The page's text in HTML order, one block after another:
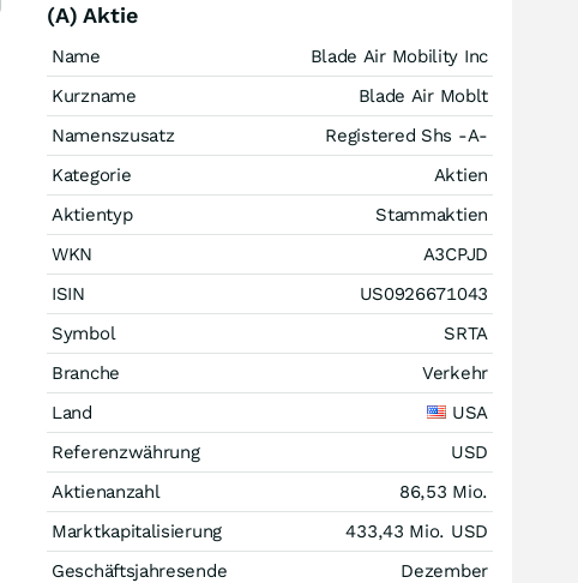
(A) Aktie
Name
Blade Air Mobility Inc
Kurzname
Blade Air Moblt
Namenszusatz
Registered Shs -A-
Kategorie
Aktien
Aktientyp
Stammaktien
WKN
A3CPJD
ISIN
US0926671043
Symbol
SRTA
Branche
Verkehr
Land
USA
Referenzwährung
USD
Aktienanzahl
86,53 Mio.
Marktkapitalisierung
433,43 Mio. USD
Geschäftsjahresende
Dezember